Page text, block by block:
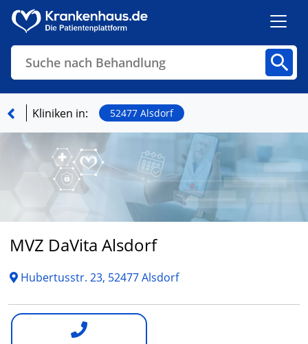
Suche nach Behandlung
Finden
Kliniken in: 52477 Alsdorf
MVZ DaVita Alsdorf
Hubertusstr. 23, 52477 Alsdorf